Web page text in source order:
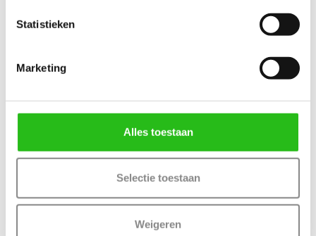
Statistieken
Marketing
Alles toestaan
Selectie toestaan
Weigeren
Kenmerken CanDo Cardiff zonder glas
Afwerking: Grondverf RAL9010
Maatwerk mogelijk: Nee
Inkortmogelijkheden opdek: Onderzijde 50 mm
bovendorpel 10 mm
Handige CanDo montage handleiding
CanDo montage handleiding